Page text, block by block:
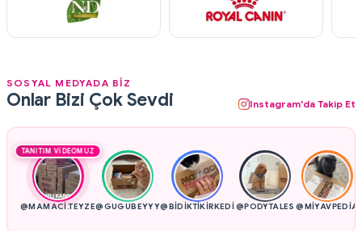
SOSYAL MEDYADA BİZ
Onlar Bizi Çok Sevdi Instagram'da Takip Et
TANITIM VIDEOMUZ
@MAMACI.TEYZE@GUGUBEYYY@BIDIKTIKIRKEDI@PODYTALES @MIYAVPEDIA